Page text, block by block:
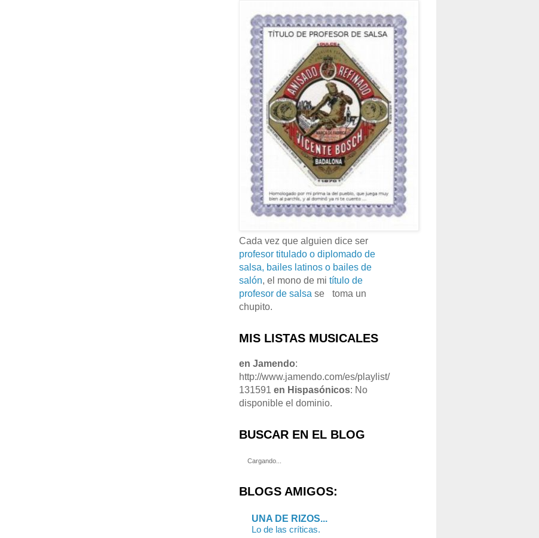
Cada vez que alguien dice ser
profesor titulado o diplomado de
salsa, bailes latinos o bailes de
salón, el mono de mi título de
profesor de salsa se
toma un
chupito.
MIS LISTAS MUSICALES
en Jamendo:
http://www.jamendo.com/es/playlist/
131591 en Hispasónicos: No
disponible el dominio.
BUSCAR EN EL BLOG
Cargando...
BLOGS AMIGOS:
UNA DE RIZOS...
Lo de las críticas.